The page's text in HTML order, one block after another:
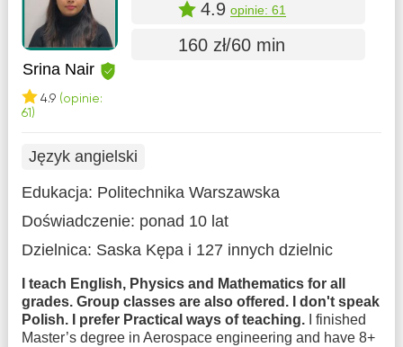
Srina Nair
4.9 (opinie:
61)
4.9 opinie: 61
160 zł/60 min
Język angielski
Edukacja: Politechnika Warszawska
Doświadczenie: ponad 10 lat
Dzielnica: Saska Kępai 127 innych dzielnic
I teach English, Physics and Mathematics for all
grades. Group classes are also offered. I don't speak
Polish. I prefer Practical ways of teaching.
I finished
Master’s degree in Aerospace engineering and have 8+